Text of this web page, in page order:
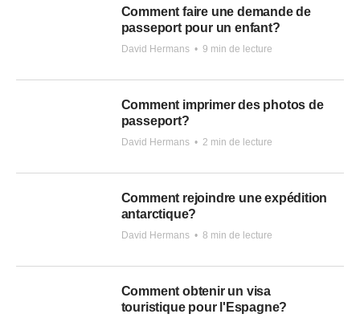
Comment faire une demande de
passeport pour un enfant?
David Hermans • 9 min de lecture
Comment imprimer des photos de
passeport?
David Hermans • 2 min de lecture
Comment rejoindre une expédition
antarctique?
David Hermans • 8 min de lecture
Comment obtenir un visa
touristique pour l'Espagne?